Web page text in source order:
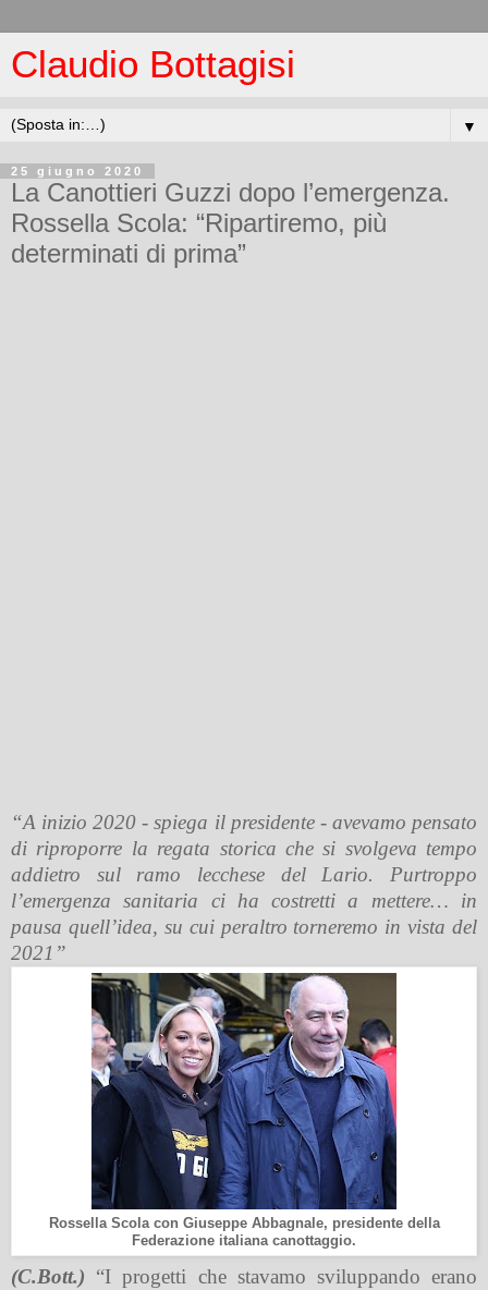
Claudio Bottagisi
▼
25 giugno 2020
La Canottieri Guzzi dopo l’emergenza.
Rossella Scola: “Ripartiremo, più
determinati di prima”
“A inizio 2020 - spiega il presidente - avevamo pensato
di riproporre la regata storica che si svolgeva tempo
addietro sul ramo lecchese del Lario. Purtroppo
l’emergenza sanitaria ci ha costretti a mettere… in
pausa quell’idea, su cui peraltro torneremo in vista del
2021”
Rossella Scola con Giuseppe Abbagnale, presidente della
Federazione italiana canottaggio.
(C.Bott.) “I progetti che stavamo sviluppando erano